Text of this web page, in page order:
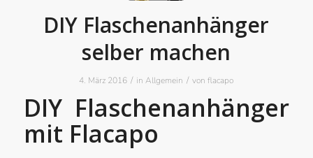
DIY Flaschenanhänger
selber machen
4. März 2016 / inAllgemein / vonflacapo
DIY Flaschenanhänger
mit Flacapo